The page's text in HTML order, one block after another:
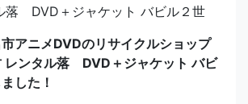
アニメDVDのリサイクルショップ
レンタル落 DVD＋ジャケット バビ
した！